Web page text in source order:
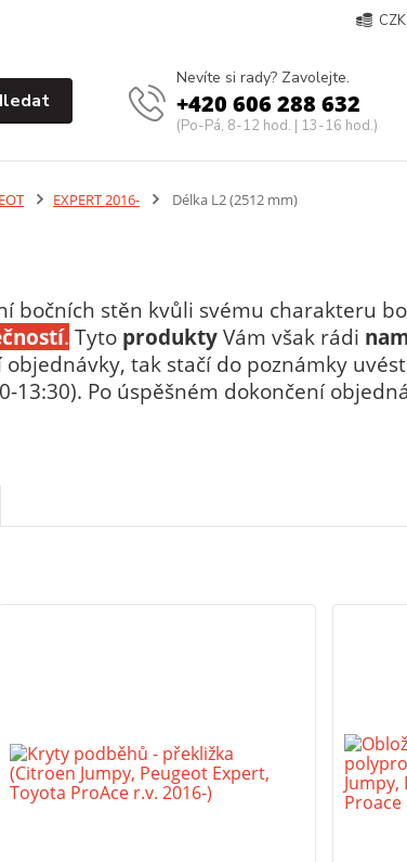
Nevíte si rady? Zavolejte.
+420 606 288 632
(Po-Pá, 8-12 hod. | 13-16 hod.)
EXPERT 2016- Délka L2 (2512 mm)
bočních stěn kvůli svému charakteru
. Tyto produktyVám však rádi
tak stačí do poznámky uvést
13:30). Po úspěšném dokončení